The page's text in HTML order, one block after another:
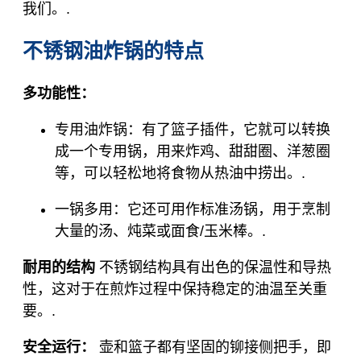
我们。.
不锈钢油炸锅的特点
多功能性：
专用油炸锅：有了篮子插件，它就可以转换
成一个专用锅，用来炸鸡、甜甜圈、洋葱圈
等，可以轻松地将食物从热油中捞出。.
一锅多用：它还可用作标准汤锅，用于烹制
大量的汤、炖菜或面食/玉米棒。.
耐用的结构 不锈钢结构具有出色的保温性和导热
性，这对于在煎炸过程中保持稳定的油温至关重
要。.
安全运行：
壶和篮子都有坚固的铆接侧把手，即